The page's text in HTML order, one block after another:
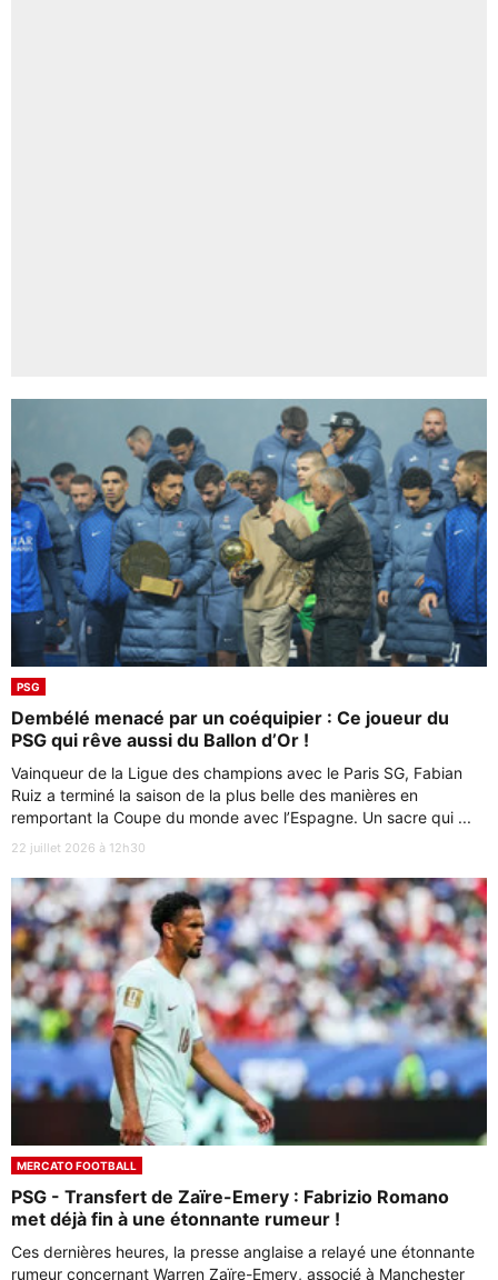
PSG
Dembélé menacé par un coéquipier : Ce joueur du
PSG qui rêve aussi du Ballon d’Or !
Vainqueur de la Ligue des champions avec le Paris SG, Fabian
Ruiz a terminé la saison de la plus belle des manières en
remportant la Coupe du monde avec l’Espagne. Un sacre qui ...
22 juillet 2026 à 12h30
MERCATO FOOTBALL
PSG - Transfert de Zaïre-Emery : Fabrizio Romano
met déjà fin à une étonnante rumeur !
Ces dernières heures, la presse anglaise a relayé une étonnante
rumeur concernant Warren Zaïre-Emery, associé à Manchester